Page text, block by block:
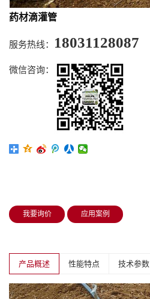
药材滴灌管
服务热线： 18031128087
微信咨询：
我要询价 应用案例
产品概述 性能特点 技术参数